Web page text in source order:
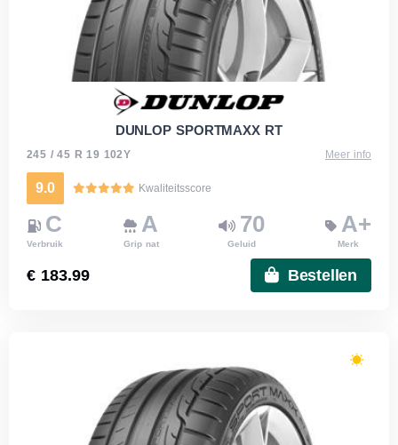
DUNLOP SPORTMAXX RT
245 / 45 R 19 102Y Meer info
9.0 Kwaliteitsscore
C
Verbruik
A
Grip nat
70
Geluid
A+
Merk
€ 183.99 Bestellen